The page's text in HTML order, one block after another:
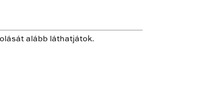
alább láthatjátok.